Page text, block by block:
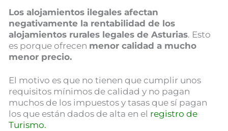
Los alojamientos ilegales afectan
negativamente la rentabilidad de los
alojamientos rurales legales de Asturias. Esto
es porque ofrecen menor calidad a mucho
menor precio.
El motivo es que no tienen que cumplir unos
requisitos mínimos de calidad y no pagan
muchos de los impuestos y tasas que sí pagan
los que están dados de alta en el registro de
Turismo.